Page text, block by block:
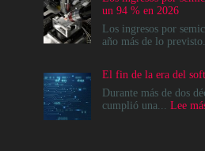
Data
Center
no
es
un
un 94 % en 2026
Los ingresos por
año más de lo
El fin de la era del
Durante más de dos
cumplió una... Lee